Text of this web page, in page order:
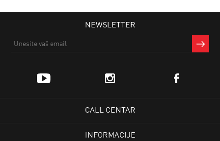
NEWSLETTER
CALL CENTAR
INFORMACIJE